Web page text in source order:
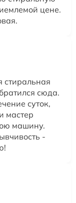
цене.
сюда.
суток,
мастер
машину.
-